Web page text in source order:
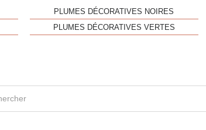
PLUMES DÉCORATIVES NOIRES
PLUMES DÉCORATIVES VERTES